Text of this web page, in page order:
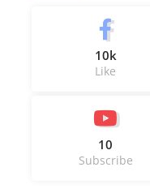
10k
Like
10
Subscribe